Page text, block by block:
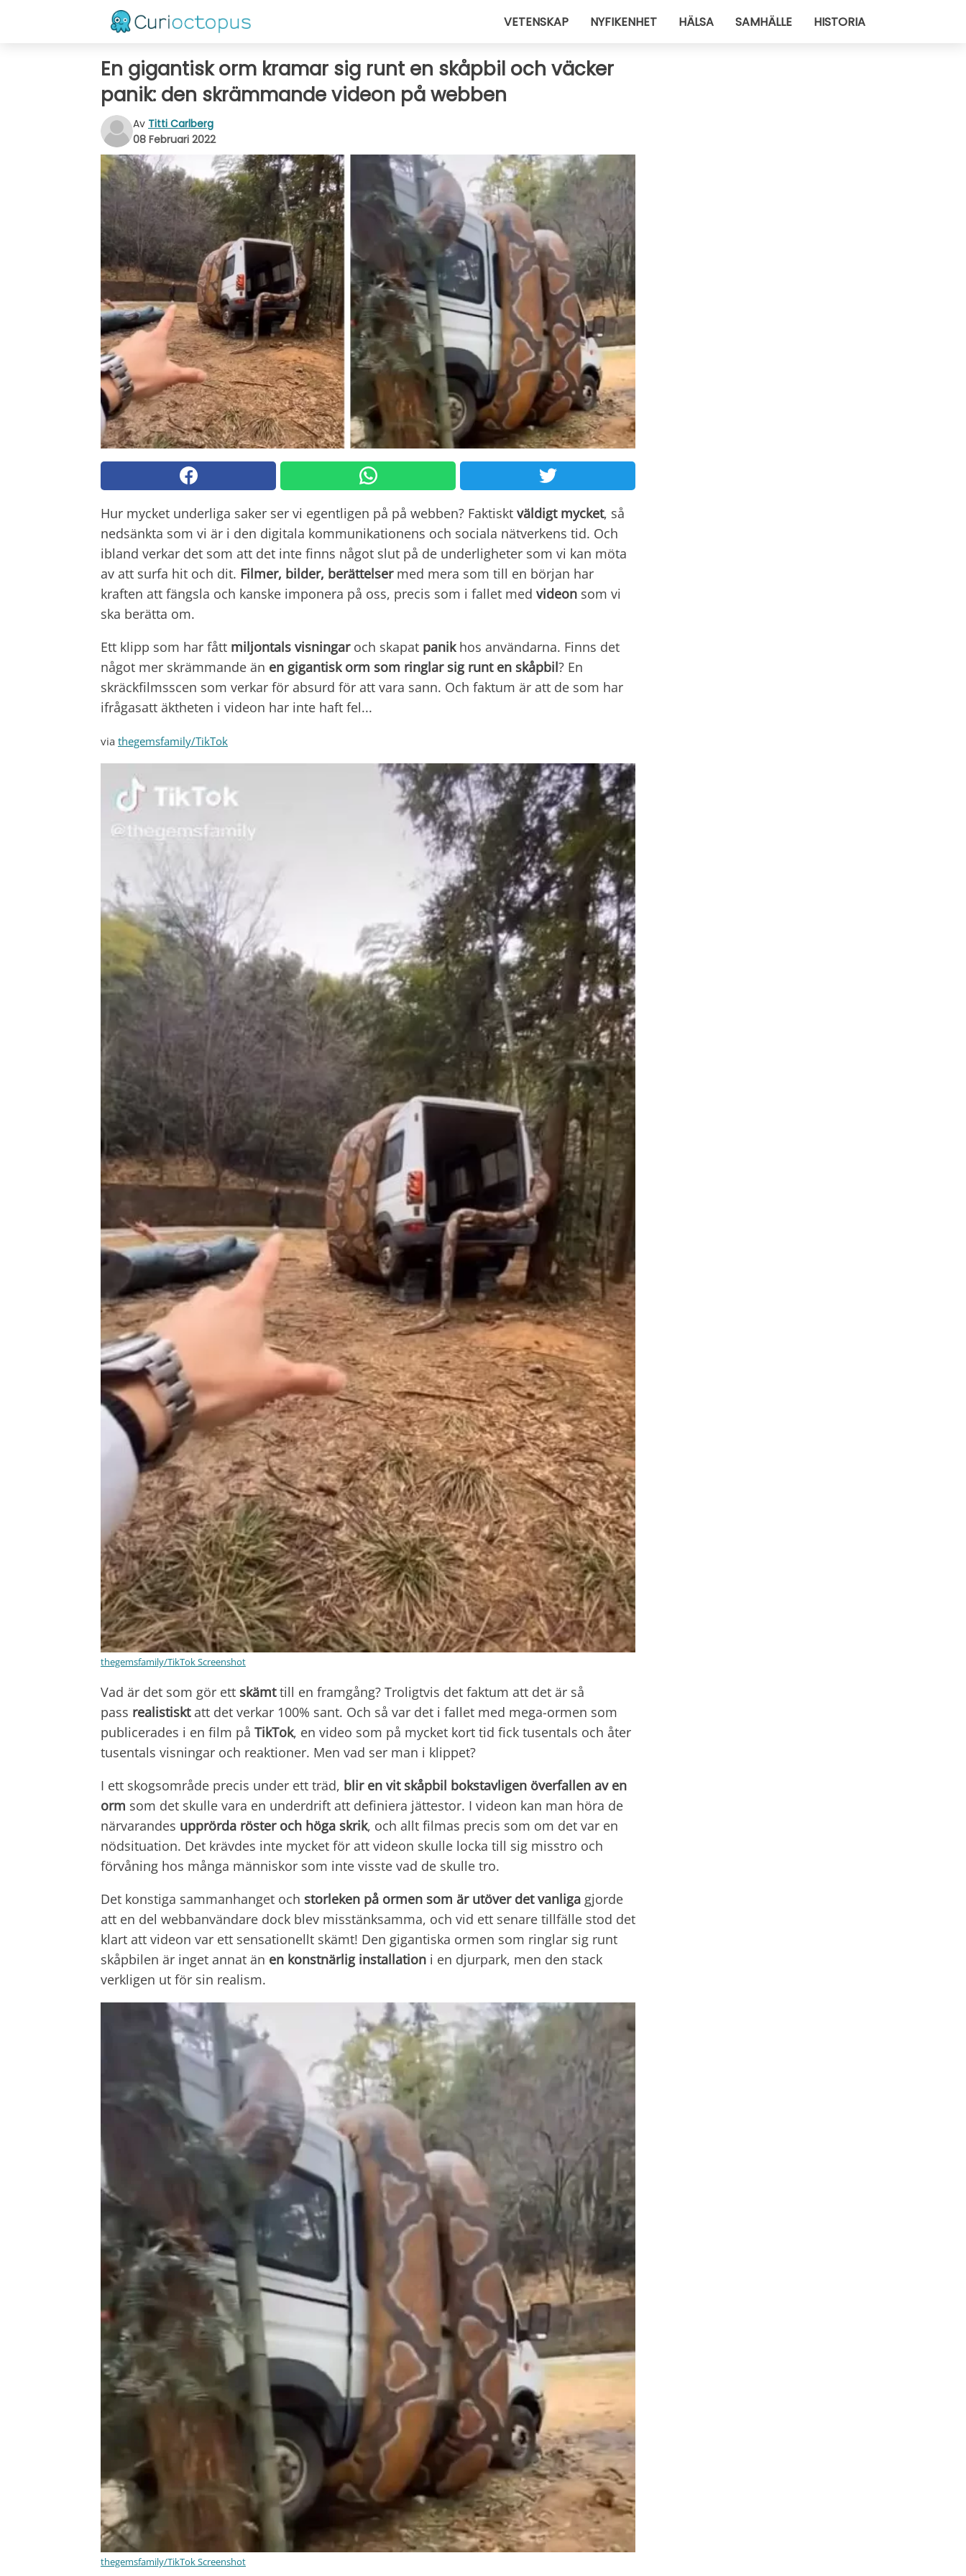
VETENSKAP NYFIKENHET HÄLSA SAMHÄLLE HISTORIA
En gigantisk orm kramar sig runt en skåpbil och väcker
panik: den skrämmande videon på webben
Av Titti Carlberg
08 Februari 2022
Hur mycket underliga saker ser vi egentligen på på webben? Faktiskt väldigt mycket, så
nedsänkta som vi är i den digitala kommunikationens och sociala nätverkens tid. Och
ibland verkar det som att det inte finns något slut på de underligheter som vi kan möta
av att surfa hit och dit. Filmer, bilder, berättelsermed mera som till en början har
kraften att fängsla och kanske imponera på oss, precis som i fallet med videon som vi
ska berätta om.
Ett klipp som har fått miljontals visningaroch skapat panikhos användarna. Finns det
något mer skrämmande än en gigantisk orm som ringlar sig runt en skåpbil? En
skräckfilmsscen som verkar för absurd för att vara sann. Och faktum är att de som har
ifrågasatt äktheten i videon har inte haft fel...
via thegemsfamily/TikTok
thegemsfamily/TikTok Screenshot
Vad är det som gör ett skämttill en framgång? Troligtvis det faktum att det är så
pass realistisktatt det verkar 100% sant. Och så var det i fallet med mega-ormen som
publicerades i en film på TikTok, en video som på mycket kort tid fick tusentals och åter
tusentals visningar och reaktioner. Men vad ser man i klippet?
I ett skogsområde precis under ett träd, blir en vit skåpbil bokstavligen överfallen av en
orm som det skulle vara en underdrift att definiera jättestor. I videon kan man höra de
närvarandes upprörda röster och höga skrik, och allt filmas precis som om det var en
nödsituation. Det krävdes inte mycket för att videon skulle locka till sig misstro och
förvåning hos många människor som inte visste vad de skulle tro.
Det konstiga sammanhanget och storleken på ormen som är utöver det vanliga gjorde
att en del webbanvändare dock blev misstänksamma, och vid ett senare tillfälle stod det
klart att videon var ett sensationellt skämt! Den gigantiska ormen som ringlar sig runt
skåpbilen är inget annat än en konstnärlig installation i en djurpark, men den stack
verkligen ut för sin realism.
thegemsfamily/TikTok Screenshot